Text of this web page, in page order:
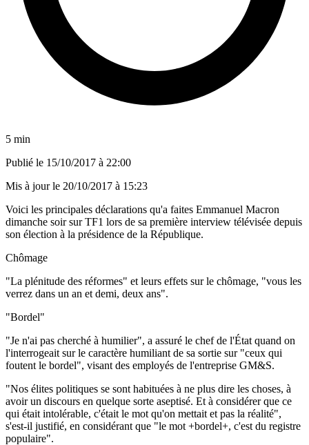
5 min
Publié le 15/10/2017 à 22:00
Mis à jour le 20/10/2017 à 15:23
Voici les principales déclarations qu'a faites Emmanuel Macron
dimanche soir sur TF1 lors de sa première interview télévisée depuis
son élection à la présidence de la République.
Chômage
"La plénitude des réformes" et leurs effets sur le chômage, "vous les
verrez dans un an et demi, deux ans".
"Bordel"
"Je n'ai pas cherché à humilier", a assuré le chef de l'État quand on
l'interrogeait sur le caractère humiliant de sa sortie sur "ceux qui
foutent le bordel", visant des employés de l'entreprise GM&S.
"Nos élites politiques se sont habituées à ne plus dire les choses, à
avoir un discours en quelque sorte aseptisé. Et à considérer que ce
qui était intolérable, c'était le mot qu'on mettait et pas la réalité",
s'est-il justifié, en considérant que "le mot +bordel+, c'est du registre
populaire".